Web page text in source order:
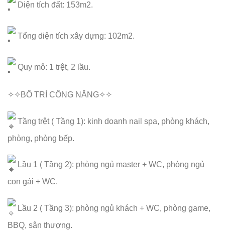
Diện tích đất: 153m2.
Tổng diện tích xây dựng: 102m2.
Quy mô: 1 trệt, 2 lầu.
✧✧BỐ TRÍ CÔNG NĂNG✧✧
Tầng trệt ( Tầng 1): kinh doanh nail spa, phòng khách,
phòng, phòng bếp.
Lầu 1 ( Tầng 2): phòng ngủ master + WC, phòng ngủ
con gái + WC.
Lầu 2 ( Tầng 3): phòng ngủ khách + WC, phòng game,
BBQ, sân thượng.